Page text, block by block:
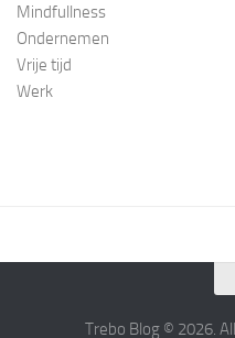
Mindfullness
Ondernemen
Vrije tijd
Werk
Trebo Blog © 2026.